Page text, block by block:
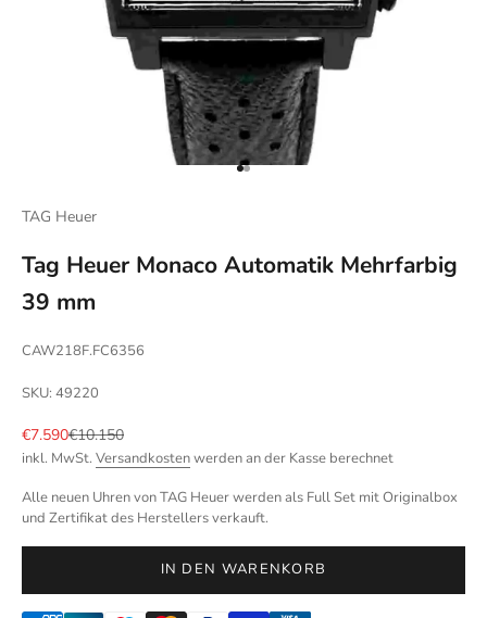
Gehe zu Element 1
Gehe zu Element 2
TAG Heuer
Tag Heuer Monaco Automatik Mehrfarbig
39 mm
CAW218F.FC6356
SKU: 49220
Angebot
€7.590Regulärer Preis
€10.150
inkl. MwSt. Versandkostenwerden an der Kasse berechnet
Alle neuen Uhren von TAG Heuer werden als Full Set mit Originalbox
und Zertifikat des Herstellers verkauft.
IN DEN WARENKORB